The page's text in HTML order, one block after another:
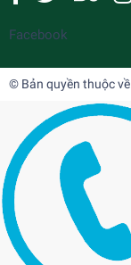
Facebook
© Bản quyền thuộc về